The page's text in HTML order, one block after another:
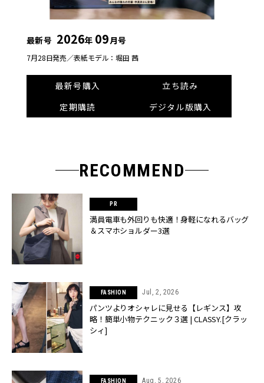
最新号 2026年 09月号
7月28日発売／表紙モデル：堀田 茜
最新号購入
立ち読み
定期購読
デジタル版購入
RECOMMEND
満員電車も外回りも快適！身軽になれるバッグ
＆スマホショルダー3選
FASHION Jul, 2, 2026
パンツよりオシャレに見せる【レギンス】攻
略！簡単小物テクニック３選 | CLASSY.[クラッ
シィ]
FASHION Aug, 5, 2026